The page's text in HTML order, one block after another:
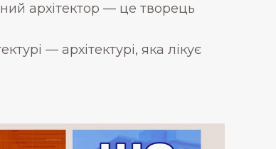
архітектор — це творець
— архітектурі, яка лікує